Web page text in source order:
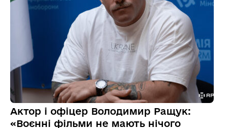
Актор і офіцер Володимир Ращук:
«Воєнні фільми не мають нічого